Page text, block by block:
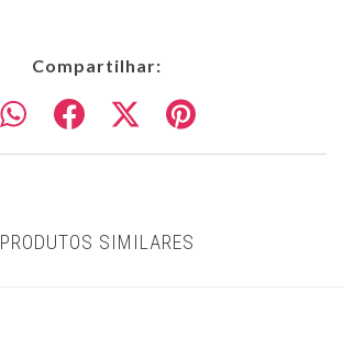
Compartilhar:
PRODUTOS SIMILARES